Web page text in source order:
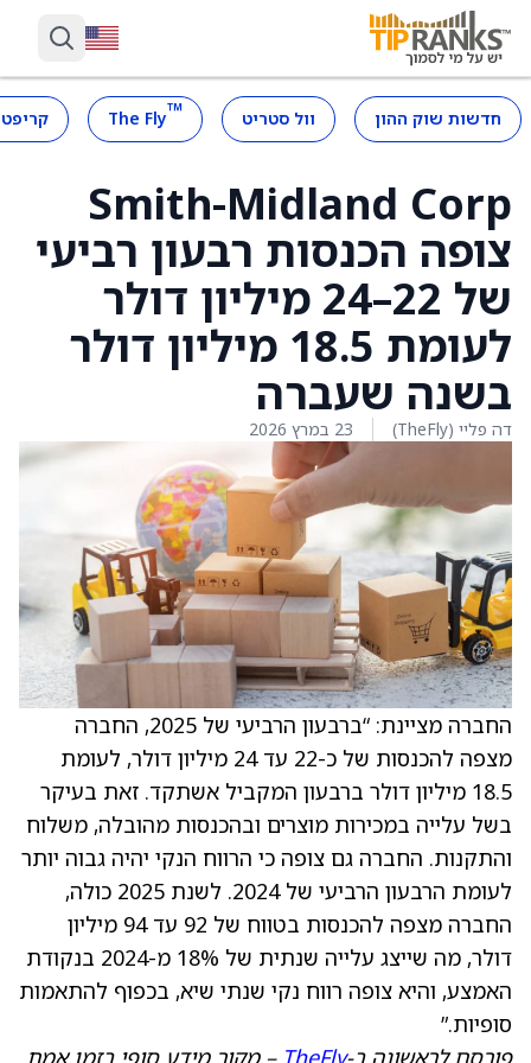
חדשות שוק ההון וול סטריט ™
The Fly
Smith-Midland Corp
צופה הכנסות רבעון רביעי
של 22–24 מיליון דולר
לעומת 18.5 מיליון דולר
בשנה שעברה
דה פליי (TheFly) 23 במרץ 2026
החברה מציינת: “ברבעון הרביעי של 2025, החברה
מצפה להכנסות של כ-22 עד 24 מיליון דולר, לעומת
18.5 מיליון דולר ברבעון המקביל אשתקד. זאת בעיקר
בשל עלייה במכירות מוצרים ובהכנסות מהובלה, משלוח
והתקנות. החברה גם צופה כי הרווח הנקי יהיה גבוה יותר
לעומת הרבעון הרביעי של 2024. לשנת 2025 כולה,
החברה מצפה להכנסות בטווח של 92 עד 94 מיליון
דולר, מה שייצג עלייה שנתית של 18% מ-2024 בנקודת
האמצע, והיא צופה רווח נקי שנתי שיא, בכפוף להתאמות
סופיות.”
פורסם לראשונה ב-TheFly – מקור מידע סופי בזמן אמת